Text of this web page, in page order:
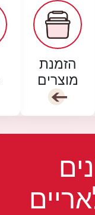
הזמנת
מוצרים